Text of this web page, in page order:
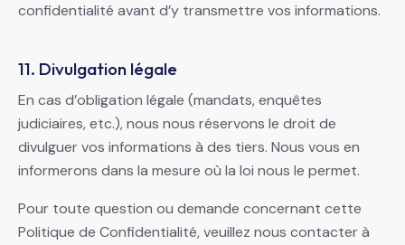
confidentialité avant d’y transmettre vos informations.
11. Divulgation légale
En cas d’obligation légale (mandats, enquêtes
judiciaires, etc.), nous nous réservons le droit de
divulguer vos informations à des tiers. Nous vous en
informerons dans la mesure où la loi nous le permet.
Pour toute question ou demande concernant cette
Politique de Confidentialité, veuillez nous contacter à